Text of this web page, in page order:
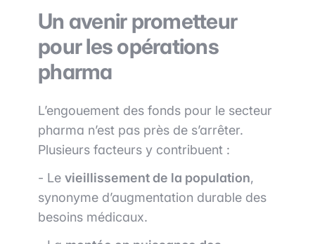
Un avenir prometteur
pour les opérations
pharma
L’engouement des fonds pour le secteur
pharma n’est pas près de s’arrêter.
Plusieurs facteurs y contribuent :
- Le vieillissement de la population,
synonyme d’augmentation durable des
besoins médicaux.